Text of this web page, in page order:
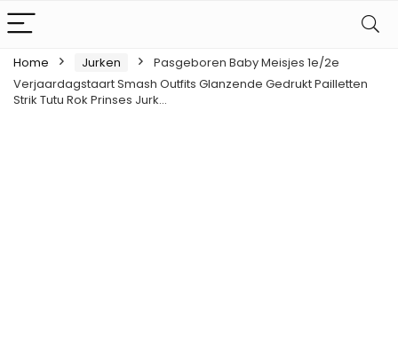
Home Jurken
Pasgeboren Baby Meisjes 1e/2e
Verjaardagstaart Smash Outfits Glanzende Gedrukt Pailletten
Strik Tutu Rok Prinses Jurk…